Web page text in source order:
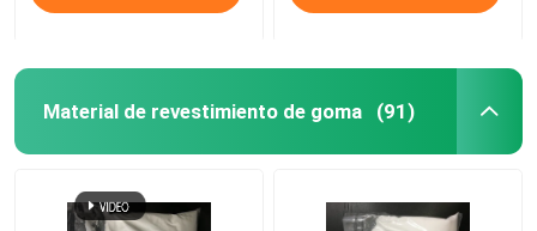
Material de revestimiento de goma (91)